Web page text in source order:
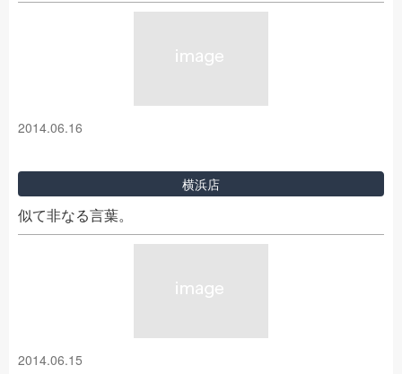
2014.06.16
横浜店
似て非なる言葉。
2014.06.15